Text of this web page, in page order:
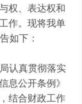
权、表达权和
作。现将我单
如下：
认真贯彻落实
息公开条例》
结合财政工作